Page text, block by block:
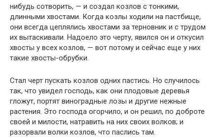
нибудь сотворить, — и создал козлов с тонкими,
длинными хвостами. Когда козлы ходили на пастбище,
они всегда цеплялись хвостами за терновник и с трудом
их вытаскивали. Надоело это черту, явился он и откусил
хвосты у всех козлов, — вот потому и сейчас еще у них
такие хвосты-обрубки.
Стал черт пускать козлов одних пастись. Но случилось
так, что увидел господь, как они плодовые деревья
гложут, портят виноградные лозы и другие нежные
растения. Это господа огорчило, и он решил, по доброте
своей и милости, натравить на них своих волков; и
разорвали волки козлов, что паслись там.